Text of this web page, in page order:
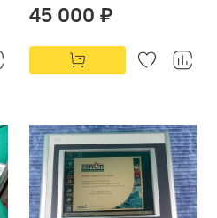
45 000 ₽